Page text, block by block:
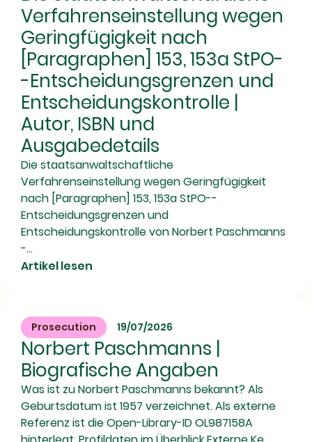
Verfahrenseinstellung wegen
Geringfügigkeit nach
[Paragraphen] 153, 153a StPO-
-Entscheidungsgrenzen und
Entscheidungskontrolle |
Autor, ISBN und
Ausgabedetails
Die staatsanwaltschaftliche
Verfahrenseinstellung wegen Geringfügigkeit
nach [Paragraphen] 153, 153a StPO--
Entscheidungsgrenzen und
Entscheidungskontrolle von Norbert Paschmanns
-...
Artikel lesen
Prosecution 19/07/2026
Norbert Paschmanns |
Biografische Angaben
Was ist zu Norbert Paschmanns bekannt? Als
Geburtsdatum ist 1957 verzeichnet. Als externe
Referenz ist die Open-Library-ID OL987158A